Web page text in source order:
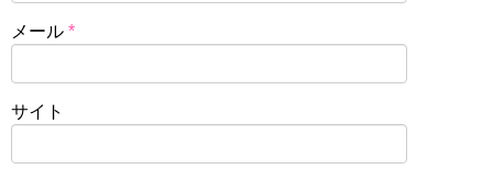
メール *
サイト